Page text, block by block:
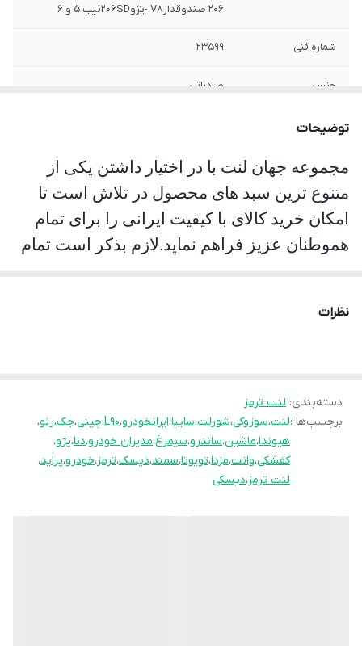
206 صندوقدارV8 -پژو206SDتیپ 5 و 6
شماره فنی 23599
جنس صادراتی
توضیحات
مجموعه جهان لنت با در اختیار داشتن یکی از
متنوع ترین سبد های محصول در تلاش است تا
امکان خرید کالای با کیفیت ایرانی را برای تمام
هموطنان عزیز فراهم نماید.لازم بذکر است تمام
نوآوری فرمولاسیون جدید محصول فوق را با نام
تولید شده موفق به جلب رضایت حداکثری
کاربران شده است به طوری پیمایش و عمر مفید
آن قابل قبول است و در زمان استفاده به هیچ
عنوان سوت نمی کشد و از همه مهمتر اینکه
نظرات
دسته‌بندی: لنت ترمز
برچسب‌ها :لنت،سوزوکی،شورلت،سایپا،ایرانخودرو،L90،چینی،جک،رنو،
هیوندا،ماشین،ساندرو،سیمرغ،مدیران خودرو،دنا،پژو،
کفشکی،وانت،مزدا،تویوتا،سمند،دیسک،ترمز،خودرو،پراید،
لنت ترمز،دیسکی